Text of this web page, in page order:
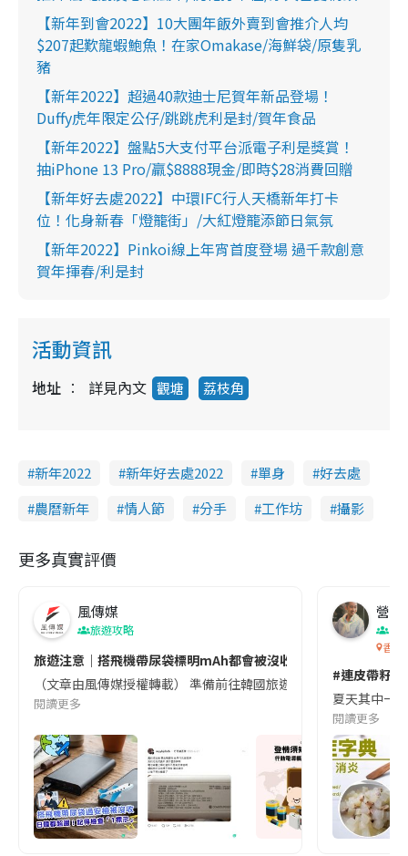
【新年到會2022】10大團年飯外賣到會推介人均
$207起歎龍蝦鮑魚！在家Omakase/海鮮袋/原隻乳
豬
【新年2022】超過40款迪士尼賀年新品登場！
Duffy虎年限定公仔/跳跳虎利是封/賀年食品
【新年2022】盤點5大支付平台派電子利是獎賞！
抽iPhone 13 Pro/羸$8888現金/即時$28消費回贈
【新年好去處2022】中環IFC行人天橋新年打卡
位！化身新春「燈籠街」/大紅燈籠添節日氣氛
【新年2022】Pinkoi線上年宵首度登場 過千款創意
賀年揮春/利是封
活動資訊
地址 詳見內文 觀塘 荔枝角
新年2022 新年好去處2022 單身
好去處
農曆新年
情人節 分手 工作坊 攝影
更多真實評價
風傳媒
旅遊攻略
旅遊注意｜搭飛機帶尿袋標明mAh都會被沒收😱出發前切記檢查
（文章由風傳媒授權轉載） 準備前往韓國旅遊的民眾，近期要
閱讀更多
營養
香港
#連皮帶籽
夏天其中一
閱讀更多